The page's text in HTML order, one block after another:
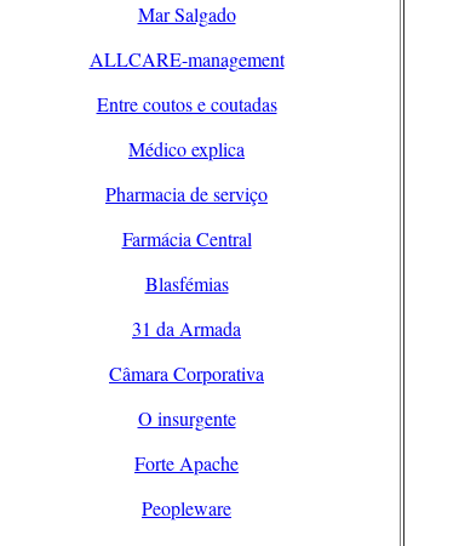
Mar Salgado
ALLCARE-management
Entre coutos e coutadas
Médico explica
Pharmacia de serviço
Farmácia Central
Blasfémias
31 da Armada
Câmara Corporativa
O insurgente
Forte Apache
Peopleware